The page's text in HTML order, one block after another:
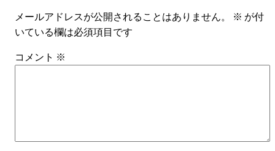
メールアドレスが公開されることはありません。 ※ が付
いている欄は必須項目です
コメント ※